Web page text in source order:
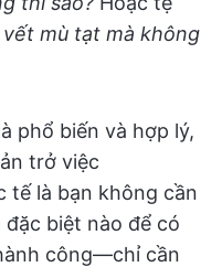
mù tạt mà không
phổ biến và hợp lý,
trở việc
tế là bạn không cần
biệt nào để có
công—chỉ cần